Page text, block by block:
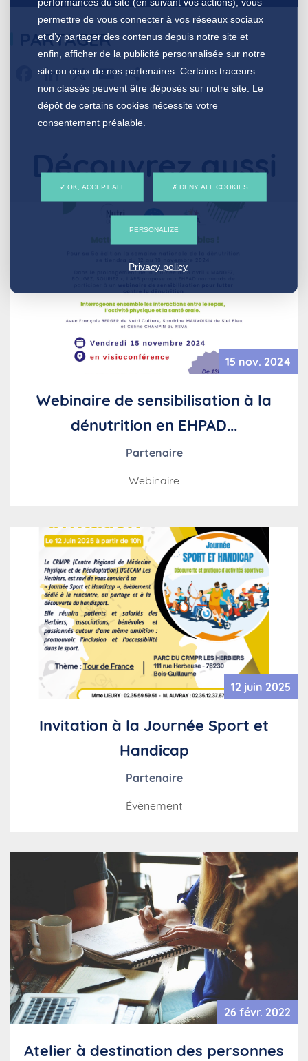
PARTAGER
Facebook
LinkedIn
X EmailPartager
Découvrez aussi
15 nov. 2024
Webinaire de sensibilisation à la
dénutrition en EHPAD...
Partenaire
Webinaire
12 juin 2025
Invitation à la Journée Sport et
Handicap
Partenaire
Évènement
26 févr. 2022
Atelier à destination des personnes
permettre de vous connecter à vos réseaux sociaux
et d’y partager des contenus depuis notre site et
enfin, afficher de la publicité personnalisée sur notre
site ou ceux de nos partenaires. Certains traceurs
non classés peuvent être déposés sur notre site. Le
dépôt de certains cookies nécessite votre
consentement préalable.
OK, ACCEPT ALL DENY ALL COOKIES
PERSONALIZE
Privacy policy